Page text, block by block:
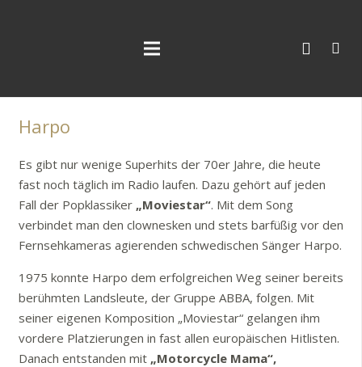
Harpo
Es gibt nur wenige Superhits der 70er Jahre, die heute
fast noch täglich im Radio laufen. Dazu gehört auf jeden
Fall der Popklassiker „Moviestar“. Mit dem Song
verbindet man den clownesken und stets barfüßig vor den
Fernsehkameras agierenden schwedischen Sänger Harpo.
1975 konnte Harpo dem erfolgreichen Weg seiner bereits
berühmten Landsleute, der Gruppe ABBA, folgen. Mit
seiner eigenen Komposition „Moviestar“ gelangen ihm
vordere Platzierungen in fast allen europäischen Hitlisten.
Danach entstanden mit „Motorcycle Mama“,